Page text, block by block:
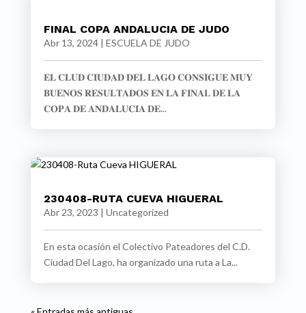
FINAL COPA ANDALUCIA DE JUDO
Abr 13, 2024| ESCUELA DE JUDO
𝐄𝐋 𝐂𝐋𝐔𝐃 𝐂𝐈𝐔𝐃𝐀𝐃 𝐃𝐄𝐋 𝐋𝐀𝐆𝐎 𝐂𝐎𝐍𝐒𝐈𝐆𝐔𝐄 𝐌𝐔𝐘
𝐁𝐔𝐄𝐍𝐎𝐒 𝐑𝐄𝐒𝐔𝐋𝐓𝐀𝐃𝐎𝐒 𝐄𝐍 𝐋𝐀 𝐅𝐈𝐍𝐀𝐋 𝐃𝐄 𝐋𝐀
𝐂𝐎𝐏𝐀 𝐃𝐄 𝐀𝐍𝐃𝐀𝐋𝐔𝐂𝐈́𝐀 𝐃𝐄...
230408-RUTA CUEVA HIGUERAL
Abr 23, 2023 | Uncategorized
En esta ocasión el Colectivo Pateadores del C.D.
Ciudad Del Lago, ha organizado una ruta a La...